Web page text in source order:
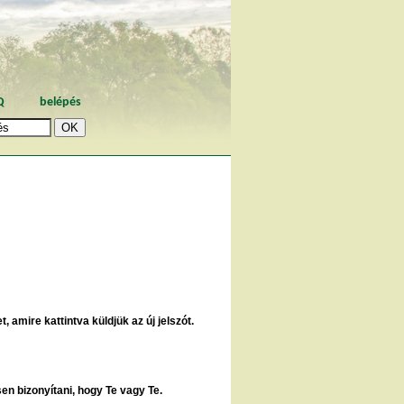
belépés
amire kattintva küldjük az új jelszót.
bizonyítani, hogy Te vagy Te.